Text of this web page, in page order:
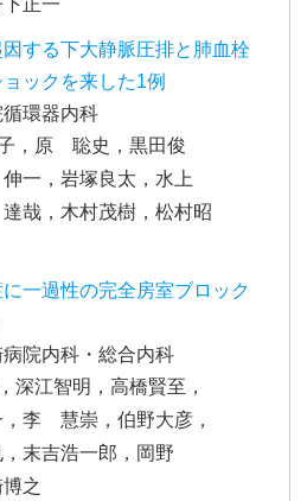
正一
する下大静脈圧排と肺血栓
ックを来した1例
環器内科
，原 聡史，黒田俊
一，岩塚良太，水上
哉，木村茂樹，松村昭
一過性の完全房室ブロック
院内科・総合内科
深江智明，高橋賢至，
，李 慧崇，伯野大彦，
，末吉浩一郎，岡野
之